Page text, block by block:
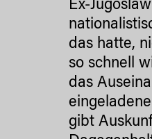
Ex-
das hatte,
so schnell
das
gibt